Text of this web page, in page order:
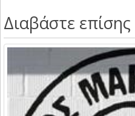
Διαβάστε επίσης